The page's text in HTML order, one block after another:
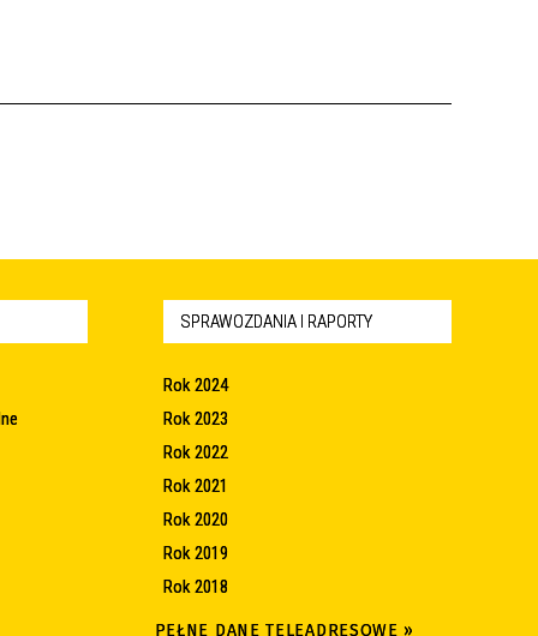
SPRAWOZDANIA I RAPORTY
Rok 2024
Rok 2023
Rok 2022
Rok 2021
Rok 2020
Rok 2019
Rok 2018
PEŁNE DANE TELEADRESOWE »